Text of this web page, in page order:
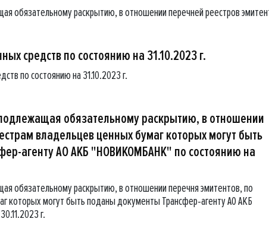
обязательному раскрытию, в отношении перечней реестров
средств по состоянию на 31.10.2023 г.
по состоянию на 31.10.2023 г.
обязательному раскрытию, в отношении
владельцев ценных бумаг которых могут быть
агенту АО АКБ "НОВИКОМБАНК" по состоянию на
обязательному раскрытию, в отношении перечня эмитентов, по
которых могут быть поданы документы Трансфер-агенту АО АКБ
г.